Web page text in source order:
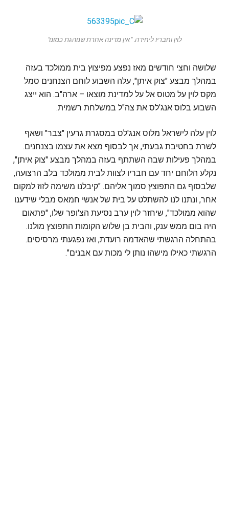
לוין וחבריו ליחידה. "אין מדינה אחרת שנוהגת כמונו"
שלושה וחצי חודשים מאז נפצע מפיצוץ בית ממולכד בעזה
במהלך מבצע "צוק איתן", עלה השבוע לוחם הצנחנים סמל
מקס לוין על מטוס אל על למדינת מוצאו – ארה"ב. הוא ייצג
השבוע בלוס אנג'לס את צה"ל במשלחת רשמית.
לוין עלה לישראל מלוס אנג'לס במסגרת גרעין "צבר" ושאף
לשרת בחטיבת גבעתי, אך לבסוף מצא את עצמו בצנחנים.
במהלך פעילות שבה השתתף בעזה במהלך מבצע "צוק איתן",
נקלע הלוחם יחד עם חבריו לצוות לבית ממולכד בלב הרצועה,
שלבסוף גם התפוצץ סמוך אליהם. "קיבלנו משימה לזוז למקום
אחר, ונתנו לנו להשתלט על בית של אנשי חמאס מבלי שידענו
שהוא ממולכד", שיחזר לוין ערב נסיעת הצ'ופר שלו, "פתאום
היה בום ממש ענק, והבית בן שלוש הקומות התפוצץ מולנו.
בהתחלה הרגשתי שהאדמה רועדת, ואז נפגעתי מרסיסים.
הרגשתי כאילו מישהו נותן לי מכות עם אבנים".